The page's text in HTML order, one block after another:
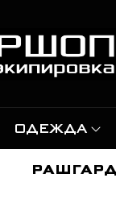
ОДЕЖДА